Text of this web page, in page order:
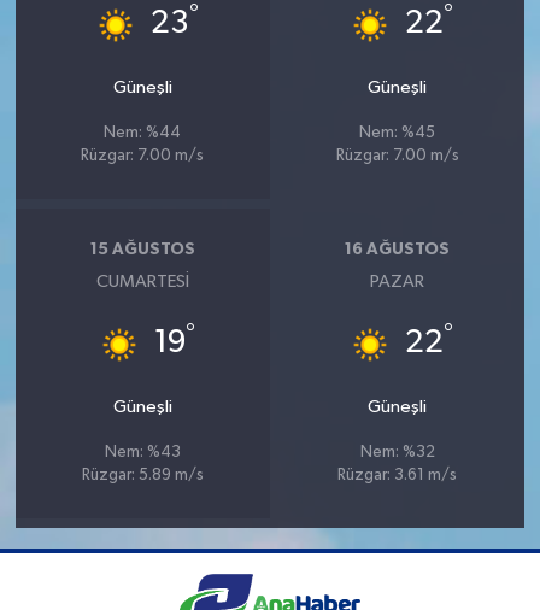
23°
Güneşli
Nem: %44
Rüzgar: 7.00 m/s
22°
Güneşli
Nem: %45
Rüzgar: 7.00 m/s
15 AĞUSTOS
CUMARTESI
19°
Güneşli
Nem: %43
Rüzgar: 5.89 m/s
16 AĞUSTOS
PAZAR
22°
Güneşli
Nem: %32
Rüzgar: 3.61 m/s